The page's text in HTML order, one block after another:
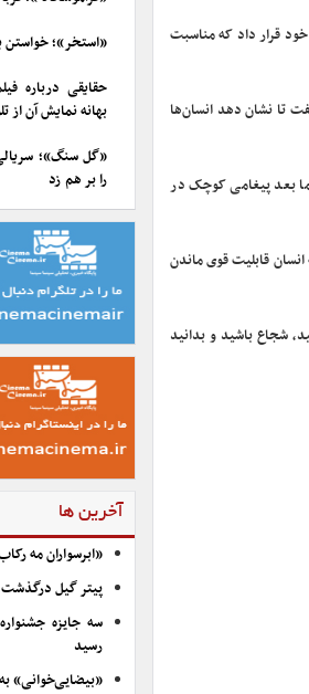
قرار داد که مناسبت
زندگی خود گفت تا نشان دهد انسان‌ها
بعد پیغامی کوچک در
قابلیت قوی ماندن
شجاع باشید و بدانید
«استخر»؛ خواستن
حقایقی درباره
بهانه نمایش آن از
«گل سنگ»؛
را بر هم زد
آخرین ها
«ابرسواران مه
پیتر گیل درگذشت
سه جایزه
رسید
«بیضایی‌خوانی»